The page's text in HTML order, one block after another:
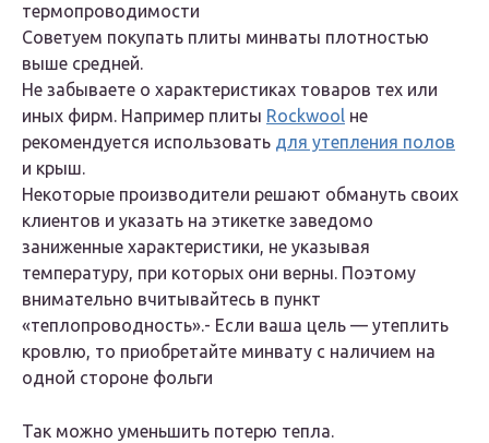
термопроводимости
Советуем покупать плиты минваты плотностью
выше средней.
Не забываете о характеристиках товаров тех или
иных фирм. Например плиты Rockwool не
рекомендуется использовать для утепления полов
и крыш.
Некоторые производители решают обмануть своих
клиентов и указать на этикетке заведомо
заниженные характеристики, не указывая
температуру, при которых они верны. Поэтому
внимательно вчитывайтесь в пункт
«теплопроводность».- Если ваша цель — утеплить
кровлю, то приобретайте минвату с наличием на
одной стороне фольги
Так можно уменьшить потерю тепла.